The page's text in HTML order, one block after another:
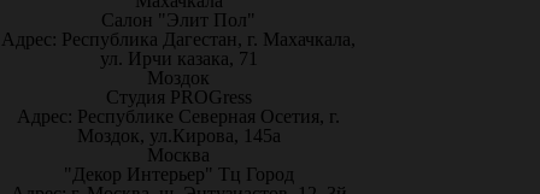
Салон "Элит Пол"
Адрес: Республика Дагестан, г. Махачкала,
ул. Ирчи казака, 71
Моздок
Студия PROGress
Адрес: Республике Северная Осетия, г.
Моздок, ул.Кирова, 145а
Москва
"Декор Интерьер" Тц Город